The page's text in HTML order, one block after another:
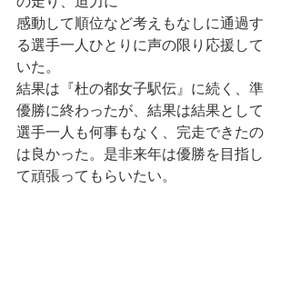
感動して順位など考えもなしに通過す
る選手一人ひとりに声の限り応援して
いた。
結果は『杜の都女子駅伝』に続く、準
優勝に終わったが、結果は結果として
選手一人も何事もなく、完走できたの
は良かった。是非来年は優勝を目指し
て頑張ってもらいたい。